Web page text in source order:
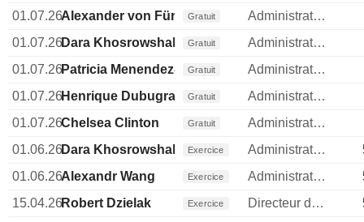
01.07.26Alexander von Fürstenberg
Gratuit
Administrateur
01.07.26Dara Khosrowshahi Gratuit
Administrateur
01.07.26Patricia Menendez-Cambo
Gratuit
Administrateur
01.07.26Henrique Dubugras Gratuit
Administrateur
01.07.26Chelsea Clinton Gratuit
Administrateur
01.06.26Dara Khosrowshahi Exercice Administrateur
01.06.26Alexandr Wang Exercice Administrateur
15.04.26Robert Dzielak Exercice Directeur des ressources humaines